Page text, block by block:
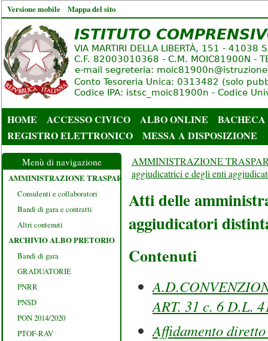
Versione mobile Mappa del sito
HOME ACCESSO CIVICO ALBO ONLINE
REGISTRO ELETTRONICO
MESSA A DISPOSIZIONE
Menù di navigazione
AMMINISTRAZIONE TRASPARENTE
Consulenti e collaboratori
Bandi di gara e contratti
Altri contenuti
ARCHIVIO ALBO PRETORIO
Bandi di gara
GRADUATORIE
PNRR
PNSD
PON 2014/2020
PTOF-RAV
AMMINISTRAZIONE
aggiudicatrici e degli enti
Atti delle
aggiudicatori
Contenuti
ART. 31 c. 6 D.L.
Affidamento